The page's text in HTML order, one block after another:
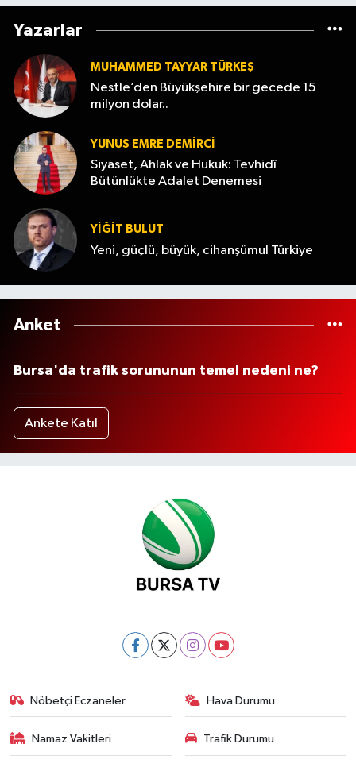
Yazarlar
MUHAMMED TAYYAR TÜRKEŞ
Nestle’den Büyükşehire bir gecede 15
milyon dolar..
YUNUS EMRE DEMIRCI
Siyaset, Ahlak ve Hukuk: Tevhidî
Bütünlükte Adalet Denemesi
YİĞİT BULUT
Yeni, güçlü, büyük, cihanşümul Türkiye
Anket
Bursa'da trafik sorununun temel nedeni ne?
Ankete Katıl
Nöbetçi Eczaneler Hava Durumu
Namaz Vakitleri Trafik Durumu